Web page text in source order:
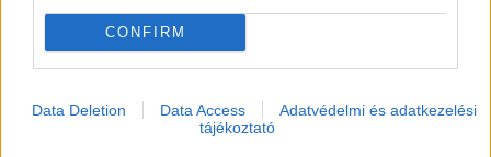
CONFIRM
Data Deletion Data Access
Adatvédelmi és adatkezelési
tájékoztató
Borsa Miklóst egy nappal a kinevezése után
menesztette a közmédia, az esetről a Blikknek beszélt.